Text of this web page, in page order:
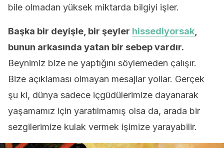
bile olmadan yüksek miktarda bilgiyi işler.
Başka bir deyişle, bir şeyler hissediyorsak
bunun arkasında yatan bir sebep vardır.
Beynimiz bize ne yaptığını söylemeden çalışır.
Bize açıklaması olmayan mesajlar yollar. Gerçek
şu ki, dünya sadece içgüdülerimize dayanarak
yaşamamız için yaratılmamış olsa da, arada bir
sezgilerimize kulak vermek işimize yarayabilir.